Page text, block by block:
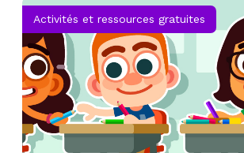
Activités et ressources gratuites